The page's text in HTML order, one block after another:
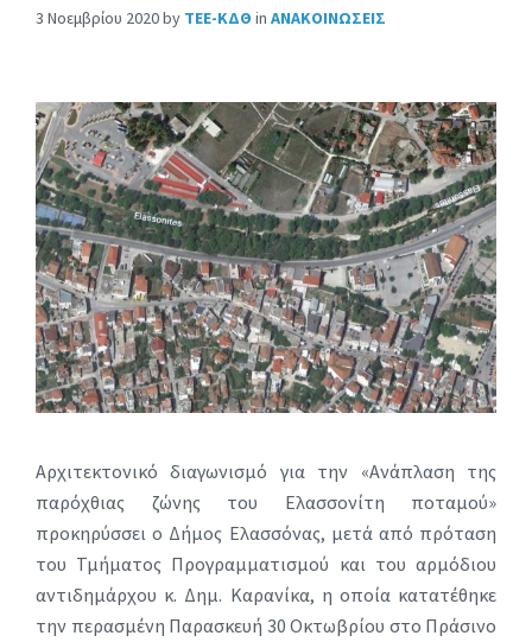
3 Νοεμβρίου 2020by ΤΕΕ-ΚΔΘ in ΑΝΑΚΟΙΝΩΣΕΙΣ
Αρχιτεκτονικό διαγωνισμό για την «Ανάπλαση της
παρόχθιας ζώνης του Ελασσονίτη ποταμού»
προκηρύσσει ο Δήμος Ελασσόνας, μετά από πρόταση
του Τμήματος Προγραμματισμού και του αρμόδιου
αντιδημάρχου κ. Δημ. Καρανίκα, η οποία κατατέθηκε
την περασμένη Παρασκευή 30 Οκτωβρίου στο Πράσινο